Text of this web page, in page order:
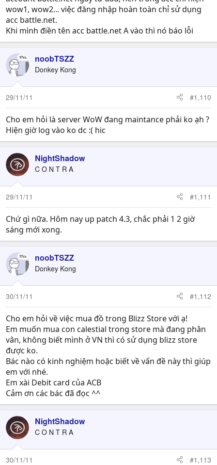
wow1, wow2... việc đăng nhập hoàn toàn chỉ sử dụng
acc battle.net.
Khi mình điền tên acc battle.net A vào thì nó báo lỗi
noobTSZZ
Donkey Kong
29/11/11 #1,110
Cho em hỏi là server WoW đang maintance phải ko ạh ?
Hiện giờ log vào ko dc :( hic
NightShadow
C O N T R A
29/11/11 #1,111
Chứ gì nữa. Hôm nay up patch 4.3, chắc phải 1 2 giờ
sáng mới xong.
noobTSZZ
Donkey Kong
30/11/11 #1,112
Cho em hỏi về việc mua đồ trong Blizz Store với ạ!
Em muốn mua con calestial trong store mà đang phân
vân, không biết mình ở VN thì có sử dụng blizz store
được ko.
Bác nào có kinh nghiệm hoặc biết về vấn đề này thì giúp
em với nhé.
Em xài Debit card của ACB
Cảm ơn các bác đã đọc ^^
NightShadow
C O N T R A
30/11/11 #1,113